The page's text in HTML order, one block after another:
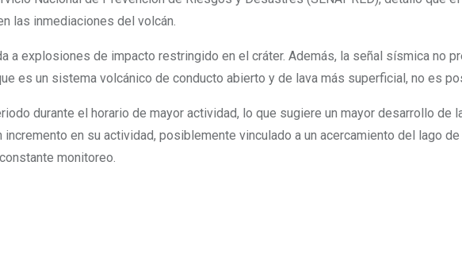
las inmediaciones del volcán.
a explosiones de impacto restringido en el cráter. Además, la señal sísmica no
es un sistema volcánico de conducto abierto y de lava más superficial, no es
durante el horario de mayor actividad, lo que sugiere un mayor desarrollo
en su actividad, posiblemente vinculado a un acercamiento del lago
monitoreo.